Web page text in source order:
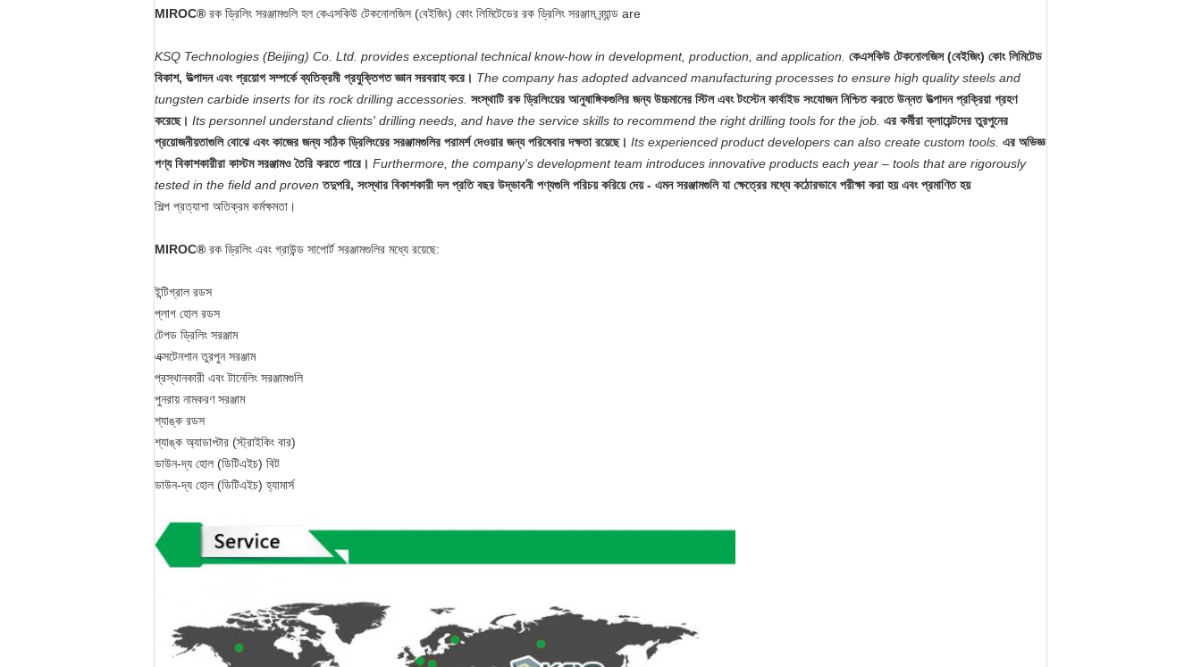
MIROC® রক ড্রিলিং সরঞ্জামগুলি হল কেএসকিউ টেকনোলজিস (বেইজিং) কোং লিমিটেডের রক ড্রিলিং সরঞ্জাম ব্র্যান্ড are
KSQ Technologies (Beijing) Co. Ltd. provides exceptional technical know-how in development, production, and application. কেএসকিউ টেকনোলজিস (বেইজিং) কোং লিমিটেড
বিকাশ, উত্পাদন এবং প্রয়োগ সম্পর্কে ব্যতিক্রমী প্রযুক্তিগত জ্ঞান সরবরাহ করে। The company has adopted advanced manufacturing processes to ensure high quality steels and
tungsten carbide inserts for its rock drilling accessories. সংস্থাটি রক ড্রিলিংয়ের আনুষাঙ্গিকগুলির জন্য উচ্চমানের স্টিল এবং টংস্টেন কার্বাইড সংযোজন নিশ্চিত করতে উন্নত উত্পাদন প্রক্রিয়া গ্রহণ
করেছে। Its personnel understand clients' drilling needs, and have the service skills to recommend the right drilling tools for the job. এর কর্মীরা ক্লায়েন্টদের তুরপুনের
প্রয়োজনীয়তাগুলি বোঝে এবং কাজের জন্য সঠিক ড্রিলিংয়ের সরঞ্জামগুলির পরামর্শ দেওয়ার জন্য পরিষেবার দক্ষতা রয়েছে। Its experienced product developers can also create custom tools. এর অভিজ্ঞ
পণ্য বিকাশকারীরা কাস্টম সরঞ্জামও তৈরি করতে পারে। Furthermore, the company's development team introduces innovative products each year – tools that are rigorously
tested in the field and proven তদুপরি, সংস্থার বিকাশকারী দল প্রতি বছর উদ্ভাবনী পণ্যগুলি পরিচয় করিয়ে দেয় - এমন সরঞ্জামগুলি যা ক্ষেত্রের মধ্যে কঠোরভাবে পরীক্ষা করা হয় এবং প্রমাণিত হয়
শিল্প প্রত্যাশা অতিক্রম কর্মক্ষমতা।
MIROC® রক ড্রিলিং এবং গ্রাউন্ড সাপোর্ট সরঞ্জামগুলির মধ্যে রয়েছে:
ইন্টিগ্রাল রডস
প্লাগ হোল রডস
টেপড ড্রিলিং সরঞ্জাম
এক্সটেনশান তুরপুন সরঞ্জাম
প্রস্থানকারী এবং টানেলিং সরঞ্জামগুলি
পুনরায় নামকরণ সরঞ্জাম
শ্যাঙ্ক রডস
শ্যাঙ্ক অ্যাডাপ্টার (স্ট্রাইকিং বার)
ডাউন-দ্য হোল (ডিটিএইচ) বিট
ডাউন-দ্য হোল (ডিটিএইচ) হ্যামার্স